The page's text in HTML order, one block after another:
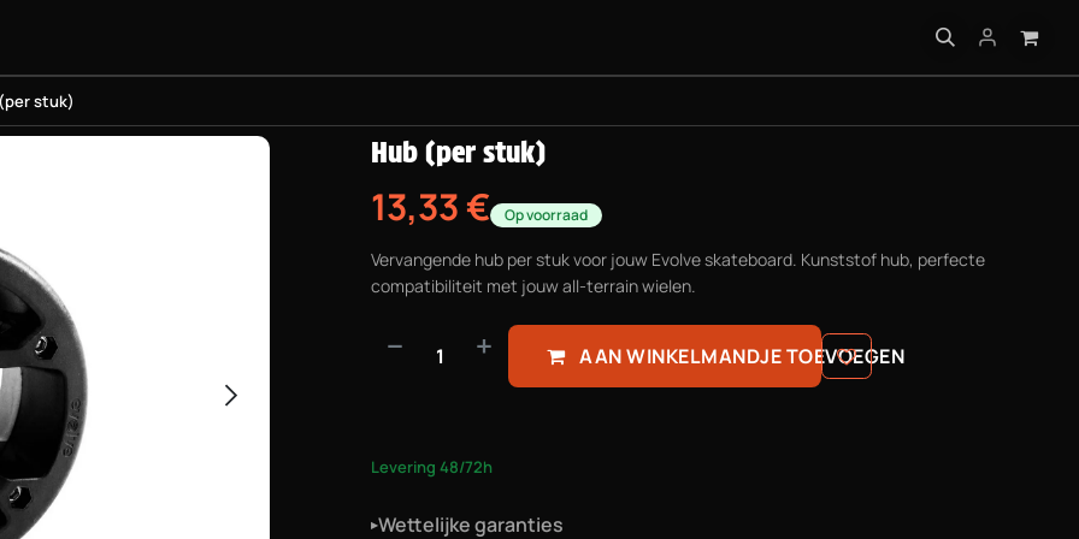
stuk)
Hub (per stuk)
13,33€ Op voorraad
Vervangende hub per stuk voor jouw Evolve skateboard. Kunststof hub, perfecte
compatibiliteit met jouw all-terrain wielen.
AAN WINKELMANDJE TOEVOEGEN
Levering 48/72h
▸Wettelijke garanties